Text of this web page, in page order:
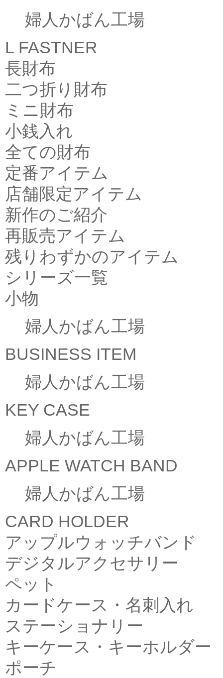
婦人かばん工場
L FASTNER
長財布
二つ折り財布
ミニ財布
小銭入れ
全ての財布
定番アイテム
店舗限定アイテム
新作のご紹介
再販売アイテム
残りわずかのアイテム
シリーズ一覧
小物
婦人かばん工場
BUSINESS ITEM
婦人かばん工場
KEY CASE
婦人かばん工場
APPLE WATCH BAND
婦人かばん工場
CARD HOLDER
アップルウォッチバンド
デジタルアクセサリー
ペット
カードケース・名刺入れ
ステーショナリー
キーケース・キーホルダー
ポーチ